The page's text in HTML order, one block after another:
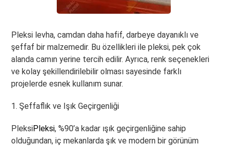
Pleksi levha, camdan daha hafif, darbeye dayanıklı ve
şeffaf bir malzemedir. Bu özellikleri ile pleksi, pek çok
alanda camın yerine tercih edilir. Ayrıca, renk seçenekleri
ve kolay şekillendirilebilir olması sayesinde farklı
projelerde esnek kullanım sunar.
1. Şeffaflık ve Işık Geçirgenliği
PleksiPleksi, %90’a kadar ışık geçirgenliğine sahip
olduğundan, iç mekanlarda şık ve modern bir görünüm